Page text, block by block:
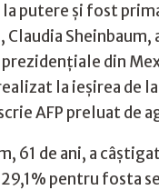
putere şi fost
Claudia Sheinbaum,
din
la ieşirea de
AFP preluat de
61 de ani, a
pentru fosta